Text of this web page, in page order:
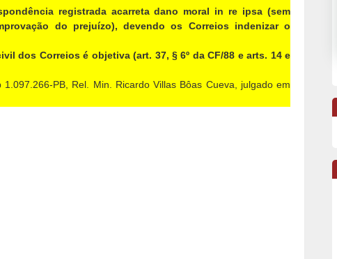
registrada acarreta dano moral in re ipsa (sem
do prejuízo), devendo os Correios indenizar o
dos Correios é objetiva (art. 37, § 6º da CF/88 e arts. 14 e
1.097.266-PB, Rel. Min. Ricardo Villas Bôas Cueva, julgado em